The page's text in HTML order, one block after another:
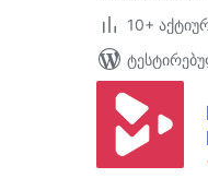
10+